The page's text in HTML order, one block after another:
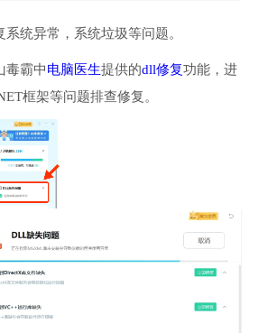
统异常，系统垃圾等问题。
毒霸中电脑医生提供的dll修复功能，进
框架等问题排查修复。